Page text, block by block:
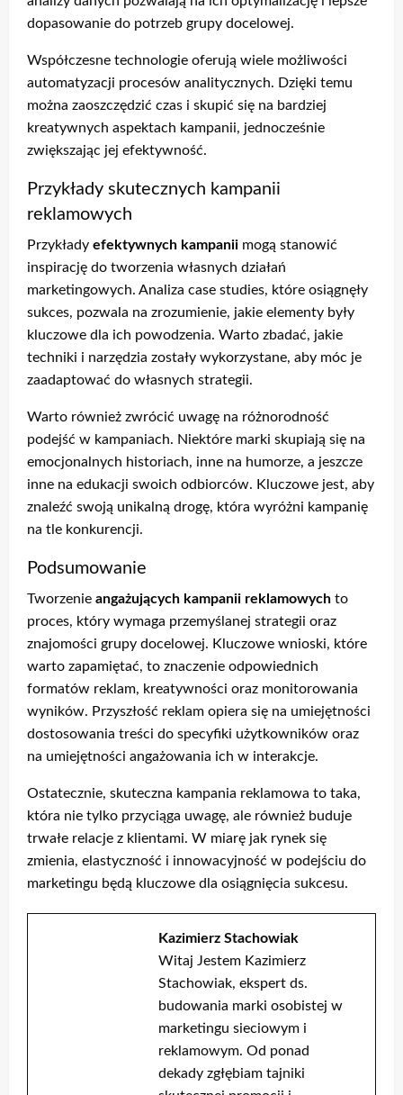
dopasowanie do potrzeb grupy docelowej.
Współczesne technologie oferują wiele możliwości
automatyzacji procesów analitycznych. Dzięki temu
można zaoszczędzić czas i skupić się na bardziej
kreatywnych aspektach kampanii, jednocześnie
zwiększając jej efektywność.
Przykłady skutecznych kampanii
reklamowych
Przykłady efektywnych kampanii mogą stanowić
inspirację do tworzenia własnych działań
marketingowych. Analiza case studies, które osiągnęły
sukces, pozwala na zrozumienie, jakie elementy były
kluczowe dla ich powodzenia. Warto zbadać, jakie
techniki i narzędzia zostały wykorzystane, aby móc je
zaadaptować do własnych strategii.
Warto również zwrócić uwagę na różnorodność
podejść w kampaniach. Niektóre marki skupiają się na
emocjonalnych historiach, inne na humorze, a jeszcze
inne na edukacji swoich odbiorców. Kluczowe jest, aby
znaleźć swoją unikalną drogę, która wyróżni kampanię
na tle konkurencji.
Podsumowanie
Tworzenie angażujących kampanii reklamowych to
proces, który wymaga przemyślanej strategii oraz
znajomości grupy docelowej. Kluczowe wnioski, które
warto zapamiętać, to znaczenie odpowiednich
formatów reklam, kreatywności oraz monitorowania
wyników. Przyszłość reklam opiera się na umiejętności
dostosowania treści do specyfiki użytkowników oraz
na umiejętności angażowania ich w interakcje.
Ostatecznie, skuteczna kampania reklamowa to taka,
która nie tylko przyciąga uwagę, ale również buduje
trwałe relacje z klientami. W miarę jak rynek się
zmienia, elastyczność i innowacyjność w podejściu do
marketingu będą kluczowe dla osiągnięcia sukcesu.
Kazimierz Stachowiak
Witaj Jestem Kazimierz
Stachowiak, ekspert ds.
budowania marki osobistej w
marketingu sieciowym i
reklamowym. Od ponad
dekady zgłębiam tajniki